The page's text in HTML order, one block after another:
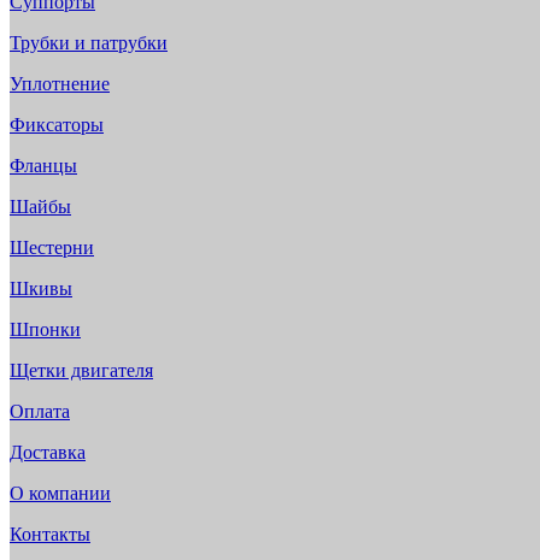
Трубки и патрубки
Уплотнение
Фиксаторы
Фланцы
Шайбы
Шестерни
Шкивы
Шпонки
Щетки двигателя
Оплата
Доставка
О компании
Контакты